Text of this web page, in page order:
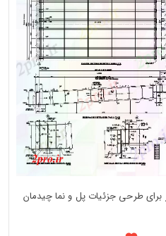
برای طرحی جزئیات پل و نما چیدمان